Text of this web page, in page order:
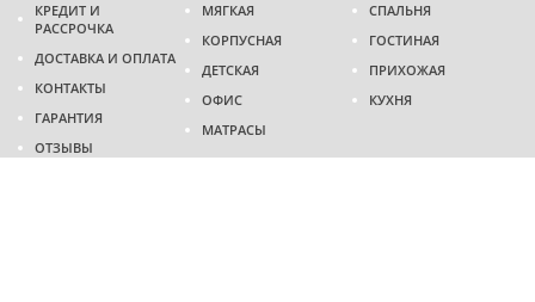
КРЕДИТ И
РАССРОЧКА
ДОСТАВКА И ОПЛАТА
КОНТАКТЫ
ГАРАНТИЯ
ОТЗЫВЫ
МЯГКАЯ
КОРПУСНАЯ
ДЕТСКАЯ
ОФИС
МАТРАСЫ
СПАЛЬНЯ
ГОСТИНАЯ
ПРИХОЖАЯ
КУХНЯ